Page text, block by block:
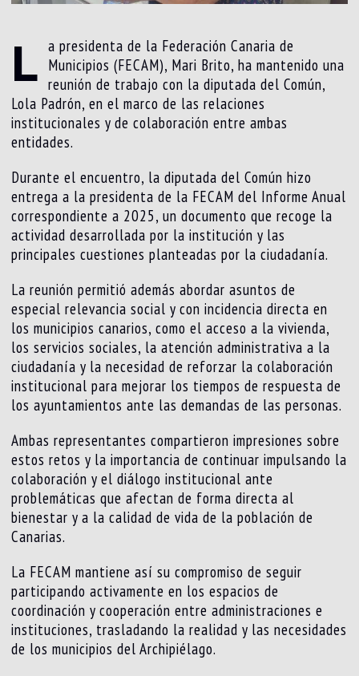
L a presidenta de la Federación Canaria de
Municipios (FECAM), Mari Brito, ha mantenido una
reunión de trabajo con la diputada del Común,
Lola Padrón, en el marco de las relaciones
institucionales y de colaboración entre ambas
entidades.
Durante el encuentro, la diputada del Común hizo
entrega a la presidenta de la FECAM del Informe Anual
correspondiente a 2025, un documento que recoge la
actividad desarrollada por la institución y las
principales cuestiones planteadas por la ciudadanía.
La reunión permitió además abordar asuntos de
especial relevancia social y con incidencia directa en
los municipios canarios, como el acceso a la vivienda,
los servicios sociales, la atención administrativa a la
ciudadanía y la necesidad de reforzar la colaboración
institucional para mejorar los tiempos de respuesta de
los ayuntamientos ante las demandas de las personas.
Ambas representantes compartieron impresiones sobre
estos retos y la importancia de continuar impulsando la
colaboración y el diálogo institucional ante
problemáticas que afectan de forma directa al
bienestar y a la calidad de vida de la población de
Canarias.
La FECAM mantiene así su compromiso de seguir
participando activamente en los espacios de
coordinación y cooperación entre administraciones e
instituciones, trasladando la realidad y las necesidades
de los municipios del Archipiélago.